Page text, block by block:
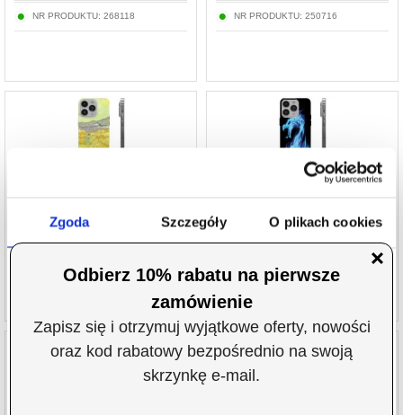
Zgoda Szczegóły O plikach cookies
Niniejsza strona korzysta z plików cookie
i reklam, aby oferować funkcje społecznościowe i
analizować ruch w naszej witrynie. Informacje o tym, jak
korzystasz z naszej witryny, udostępniamy partnerom
NR PRODUKTU: 268118 NR PRODUKTU: 250716
Etui TPU - iPhone 14 Pro - Ognisty Smok
72,80